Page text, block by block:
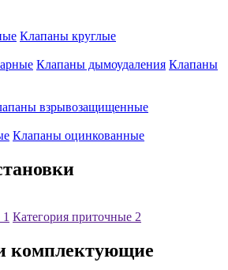
Клапаны круглые
Клапаны дымоудаления Клапаны
взрывозащищенные
Клапаны оцинкованные
Категория приточные 2
комплектующие